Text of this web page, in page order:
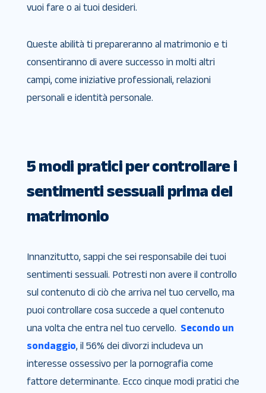
vuoi fare o ai tuoi desideri.
Queste abilità ti prepareranno al matrimonio e ti
consentiranno di avere successo in molti altri
campi, come iniziative professionali, relazioni
personali e identità personale.
5 modi pratici per controllare i
sentimenti sessuali prima del
matrimonio
Innanzitutto, sappi che sei responsabile dei tuoi
sentimenti sessuali. Potresti non avere il controllo
sul contenuto di ciò che arriva nel tuo cervello, ma
puoi controllare cosa succede a quel contenuto
una volta che entra nel tuo cervello. Secondo un
sondaggio, il 56% dei divorzi includeva un
interesse ossessivo per la pornografia come
fattore determinante. Ecco cinque modi pratici che